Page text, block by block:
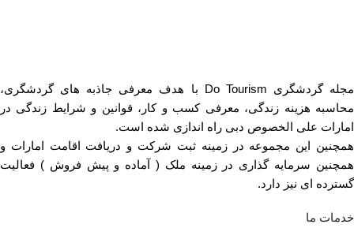
مجله گردشگری Do Tourism با هدف معرفی جاذبه های گردشگری،
محاسبه هزینه زندگی، معرفی کسب و کار، قوانین و شرایط زندگی در
امارات علی الخصوص دبی راه اندازی شده است.
همچنین این مجموعه در زمینه ثبت شرکت و دریافت اقامت امارات و
همچنین سرمایه گذاری در زمینه ملک ( آماده و پیش فروش ) فعالیت
گسترده ای نیز دارد.
خدمات ما